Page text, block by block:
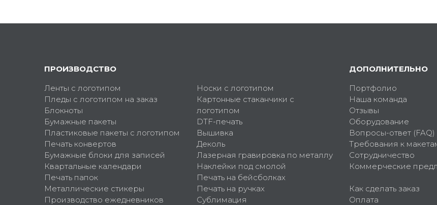
ПРОИЗВОДСТВО
Ленты с логотипом
Пледы с логотипом на заказ
Блокноты
Бумажные пакеты
Пластиковые пакеты с логотипом
Печать конвертов
Бумажные блоки для записей
Квартальные календари
Печать папок
Металлические стикеры
Производство ежедневников
Носки с логотипом
Картонные стаканчики с
логотипом
DTF-печать
Вышивка
Деколь
Лазерная гравировка по металлу
Наклейки под смолой
Печать на бейсболках
Печать на ручках
Сублимация
ДОПОЛНИТЕЛЬНО
Портфолио
Наша команда
Отзывы
Оборудование
Вопросы-ответ (FAQ)
Требования к
Сотрудничество
Коммерческие
Как сделать заказ
Оплата